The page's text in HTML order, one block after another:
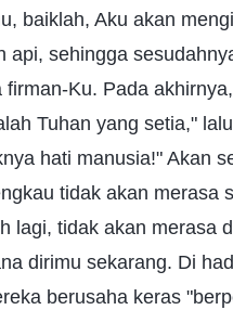
baiklah, Aku akan
api, sehingga
firman-Ku. Pada
Tuhan yang setia,"
hati manusia!" Akan
tidak akan merasa
lagi, tidak akan merasa
dirimu sekarang. Di
berusaha keras